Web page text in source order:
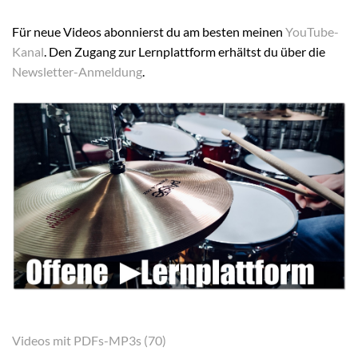
Für neue Videos abonnierst du am besten meinen YouTube-
Kanal . Den Zugang zur Lernplattform erhältst du über die
Newsletter-Anmeldung
Videos mit PDFs-MP3s (70)